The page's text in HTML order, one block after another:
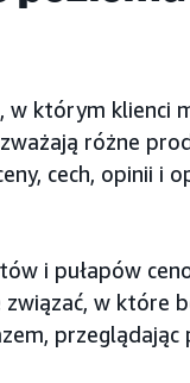
w którym klienci
różne
cech, opinii i
i pułapów
w które
przeglądając